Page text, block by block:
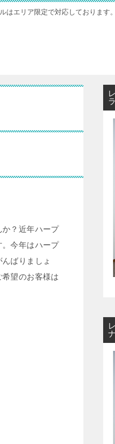
はエリア限定で対応しております
？近年ハープ
。今年はハープ
ばりましょ
望のお客様は